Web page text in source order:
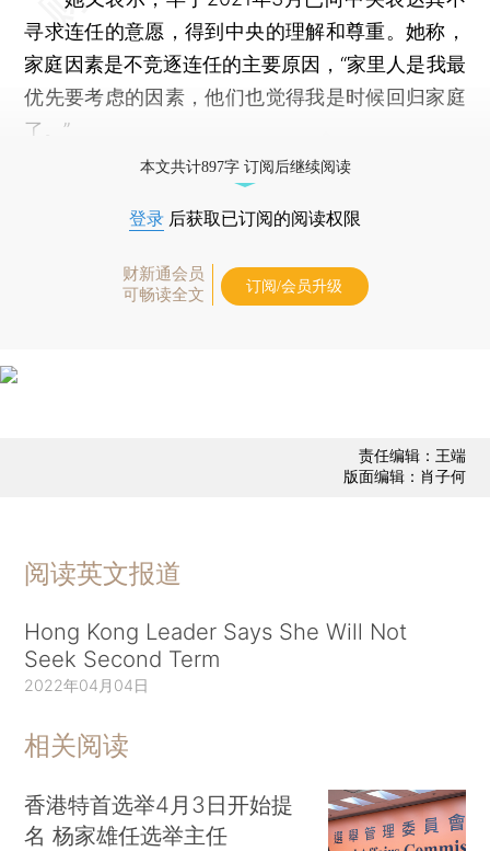
寻求连任的意愿，得到中央的理解和尊重。她称，
家庭因素是不竞逐连任的主要原因，“家里人是我最
优先要考虑的因素，他们也觉得我是时候回归家庭
了。”
本文共计897字 订阅后继续阅读
登录 后获取已订阅的阅读权限
财新通会员
可畅读全文
订阅/会员升级
责任编辑：王端
版面编辑：肖子何
阅读英文报道
Hong Kong Leader Says She Will Not
Seek Second Term
2022年04月04日
相关阅读
香港特首选举4月3日开始提
名 杨家雄任选举主任